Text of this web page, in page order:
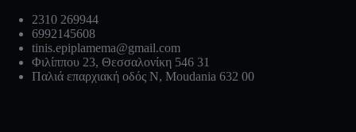
2310 269944
6992145608
tinis.epiplamema@gmail.com
Φιλίππου 23, Θεσσαλονίκη 546 31
Παλιά επαρχιακή οδός Ν, Moudania 632 00